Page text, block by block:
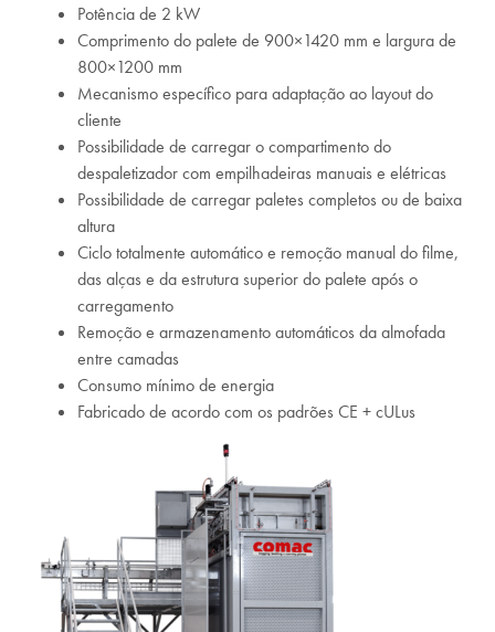
Potência de 2 kW
Comprimento do palete de 900×1420 mm e largura de
800×1200 mm
Mecanismo específico para adaptação ao layout do
cliente
Possibilidade de carregar o compartimento do
despaletizador com empilhadeiras manuais e elétricas
Possibilidade de carregar paletes completos ou de baixa
altura
Ciclo totalmente automático e remoção manual do filme,
das alças e da estrutura superior do palete após o
carregamento
Remoção e armazenamento automáticos da almofada
entre camadas
Consumo mínimo de energia
Fabricado de acordo com os padrões CE + cULus